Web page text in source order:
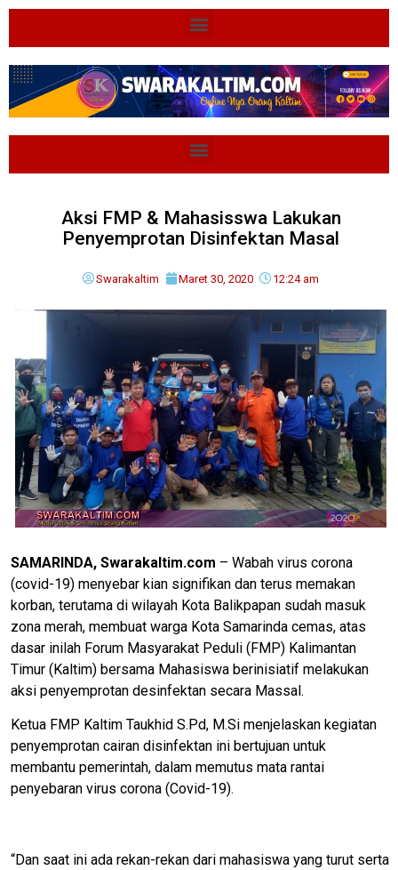
Aksi FMP & Mahasisswa Lakukan
Penyemprotan Disinfektan Masal
Swarakaltim Maret 30, 2020 12:24 am
SAMARINDA, Swarakaltim.com – Wabah virus corona
(covid-19) menyebar kian signifikan dan terus memakan
korban, terutama di wilayah Kota Balikpapan sudah masuk
zona merah, membuat warga Kota Samarinda cemas, atas
dasar inilah Forum Masyarakat Peduli (FMP) Kalimantan
Timur (Kaltim) bersama Mahasiswa berinisiatif melakukan
aksi penyemprotan desinfektan secara Massal.
Ketua FMP Kaltim Taukhid S.Pd, M.Si menjelaskan kegiatan
penyemprotan cairan disinfektan ini bertujuan untuk
membantu pemerintah, dalam memutus mata rantai
penyebaran virus corona (Covid-19).
“Dan saat ini ada rekan-rekan dari mahasiswa yang turut serta